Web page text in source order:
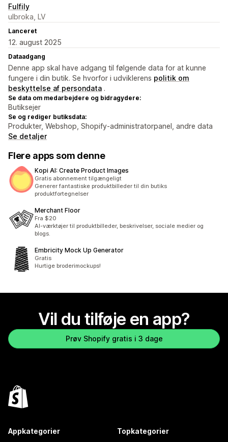
Fulfily
ulbroka, LV
Lanceret
12. august 2025
Dataadgang
Denne app skal have adgang til følgende data for at kunne
fungere i din butik. Se hvorfor i udviklerens politik om
beskyttelse af persondata .
Se data om medarbejdere og bidragydere:
Butiksejer
Se og rediger butiksdata:
Produkter, Webshop, Shopify-administratorpanel, andre data
Se detaljer
Flere apps som denne
Kopi AI: Create Product Images
Gratis abonnement tilgængeligt
Generer fantastiske produktbilleder til din butiks
produktfortegnelser
Merchant Floor
Fra $20
AI-værktøjer til produktbilleder, beskrivelser, sociale medier og
blogs.
Embricity Mock Up Generator
Gratis
Hurtige broderimockups!
Vil du tilføje en app?
Prøv Shopify gratis i 3 dage
Appkategorier Topkategorier